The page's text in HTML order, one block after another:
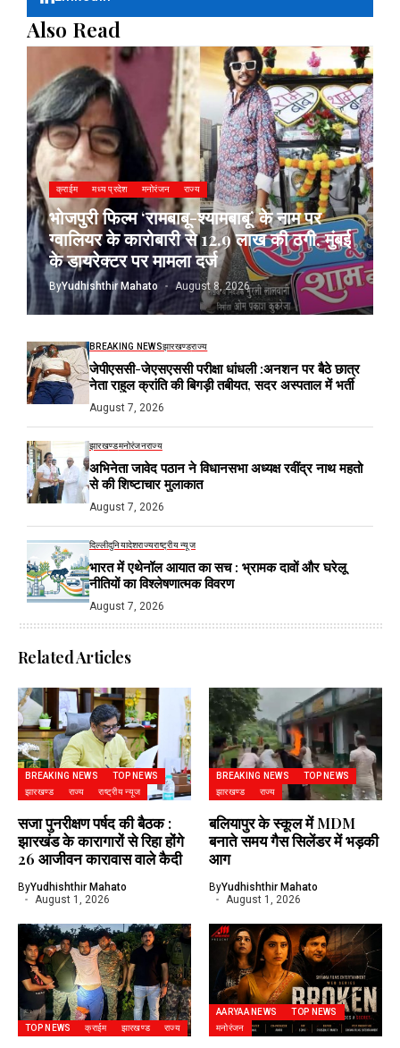
Also Read
क्राईम मध्य प्रदेश मनोरंजन राज्य
भोजपुरी फिल्म ‘रामबाबू-श्यामबाबू’ के नाम पर
ग्वालियर के कारोबारी से 12.9 लाख की ठगी, मुंबई
के डायरेक्टर पर मामला दर्ज
ByYudhishthir Mahato August 8, 2026
BREAKING NEWSझारखण्डराज्य
जेपीएससी-जेएसएससी परीक्षा धांधली :अनशन पर बैठे छात्र
नेता राहुल क्रांति की बिगड़ी तबीयत, सदर अस्पताल में भर्ती
August 7, 2026
झारखण्डमनोरंजनराज्य
अभिनेता जावेद पठान ने विधानसभा अध्यक्ष रवींद्र नाथ महतो
से की शिष्टाचार मुलाकात
August 7, 2026
दिल्लीदुनियादेशराज्यराष्ट्रीय न्यूज
भारत में एथेनॉल आयात का सच : भ्रामक दावों और घरेलू
नीतियों का विश्लेषणात्मक विवरण
August 7, 2026
Related Articles
BREAKING NEWS
TOP NEWS
झारखण्ड
राज्य राष्ट्रीय न्यूज
सजा पुनरीक्षण पर्षद की बैठक :
झारखंड के कारागारों से रिहा होंगे
26 आजीवन कारावास वाले कैदी
ByYudhishthir Mahato
August 1, 2026
BREAKING NEWS
TOP NEWS
झारखण्ड
राज्य
बलियापुर के स्कूल में MDM
बनाते समय गैस सिलेंडर में भड़की
आग
ByYudhishthir Mahato
August 1, 2026
TOP NEWS क्राईम झारखण्ड राज्य
AARYAA NEWS
TOP NEWS
मनोरंजन